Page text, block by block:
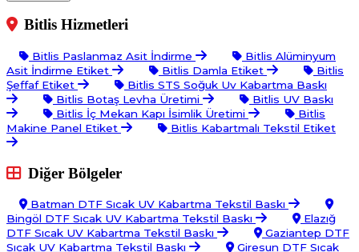
Bitlis Hizmetleri
Bitlis Paslanmaz Asit İndirme
Bitlis Alüminyum
Asit İndirme Etiket
Bitlis Damla Etiket
Bitlis
Şeffaf Etiket
Bitlis STS Soğuk Uv Kabartma Baskı
Bitlis Botaş Levha Üretimi
Bitlis UV Baskı
Bitlis İç Mekan Kapı İsimlik Üretimi
Bitlis
Makine Panel Etiket
Bitlis Kabartmalı Tekstil Etiket
Diğer Bölgeler
Batman DTF Sıcak UV Kabartma Tekstil Baskı
Bingöl DTF Sıcak UV Kabartma Tekstil Baskı
Elazığ
DTF Sıcak UV Kabartma Tekstil Baskı
Gaziantep DTF
Sıcak UV Kabartma Tekstil Baskı
Giresun DTF Sıcak